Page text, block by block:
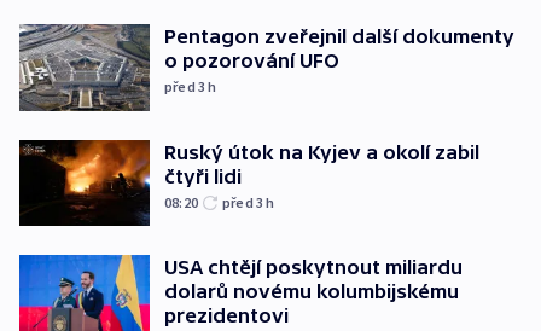
Pentagon zveřejnil další dokumenty
o pozorování UFO
před 3h
Ruský útok na Kyjev a okolí zabil
čtyři lidi
08:20 před 3h
USA chtějí poskytnout miliardu
dolarů novému kolumbijskému
prezidentovi